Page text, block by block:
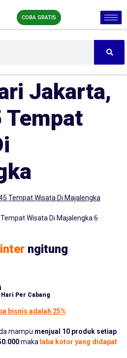
COBA GRATIS
Jakarta,
Tempat
Wisata Di Majalengka 6
ngitung
Hari Per Cabang
bisnis adalah 25%
mampu menjual 10 produk setiap
maka laba kotor yang didapat